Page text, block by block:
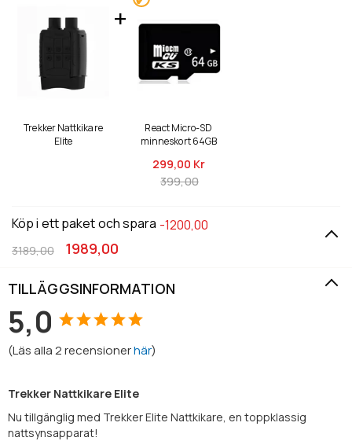
Trekker Nattkikare
Elite
React Micro-SD
minneskort 64GB
299,00 Kr
399,00
Köp i ett paket och spara -1200,00
1989,00
3189,00
TILLÄGGSINFORMATION
5,0
(Läs alla2recensionerhär)
Trekker Nattkikare Elite
Nu tillgänglig med Trekker Elite Nattkikare, en toppklassig
nattsynsapparat!